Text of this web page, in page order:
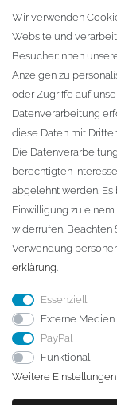
Warenkorb
Zur Kasse
KONTAKT
Fa. Steffen Jost
Söbrigener Weg 50
D-01796 Pirna
Telefon:+49 (0)3501
info@dach-teufel.de
Wir verwenden
Website und
Besucher:innen
Anzeigen zu
oder Zugriffe auf
Datenverarbeitung
diese Daten mit
Die
berechtigten
abgelehnt werden.
Einwilligung zu
widerrufen. Beachten
Verwendung
erklärung.
Essenziell
Externe Medien
PayPal
Funktional
Weitere Einstellungen